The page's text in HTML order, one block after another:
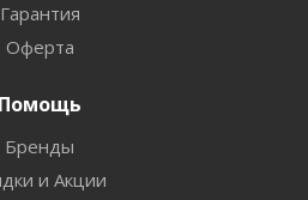
Гарантия
Оферта
Помощь
Бренды
и Акции